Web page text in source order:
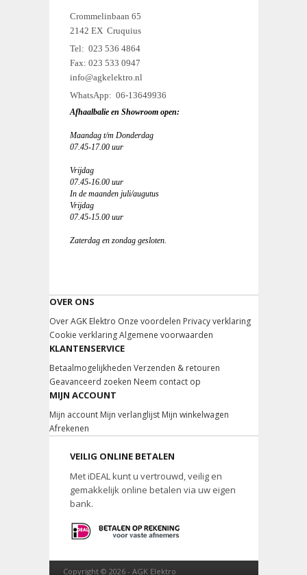
Crommelinbaan 65
2142 EX Cruquius
Tel: 023 536 4864
Fax: 023 533 0947
info@agkelektro.nl
WhatsApp: 06-13649936
Afhaalbalie en Showroom open:
Maandag t/m Donderdag
07.45-17.00 uur
Vrijdag
07.45-16.00 uur
In de maanden juli/augutus
Vrijdag
07.45-15.00 uur
Zaterdag en zondag gesloten.
OVER ONS
Over AGK Elektro Onze voordelen Privacy verklaring
Cookie verklaring Algemene voorwaarden
KLANTENSERVICE
Betaalmogelijkheden Verzenden & retouren
Geavanceerd zoeken Neem contact op
MIJN ACCOUNT
Mijn account Mijn verlanglijst Mijn winkelwagen
Afrekenen
VEILIG ONLINE BETALEN
Met iDEAL kunt u vertrouwd, veilig en
gemakkelijk online betalen via uw eigen
bank.
Copyright © 2026 - AGK Elektro